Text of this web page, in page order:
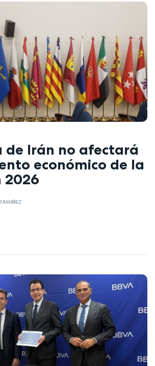
de Irán no afectará
económico de la
2026
RAMÍREZ